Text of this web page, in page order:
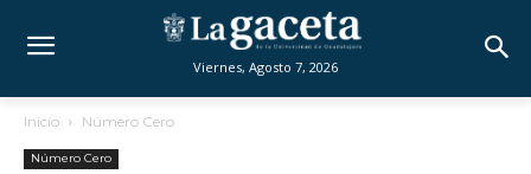
Viernes, Agosto 7, 2026
Inicio Número Cero
Número Cero